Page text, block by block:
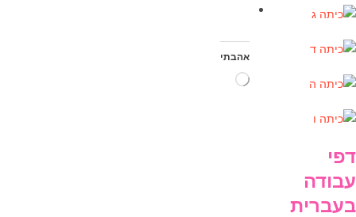
אהבתי
טוען...
דפי
עבודה
בעברית